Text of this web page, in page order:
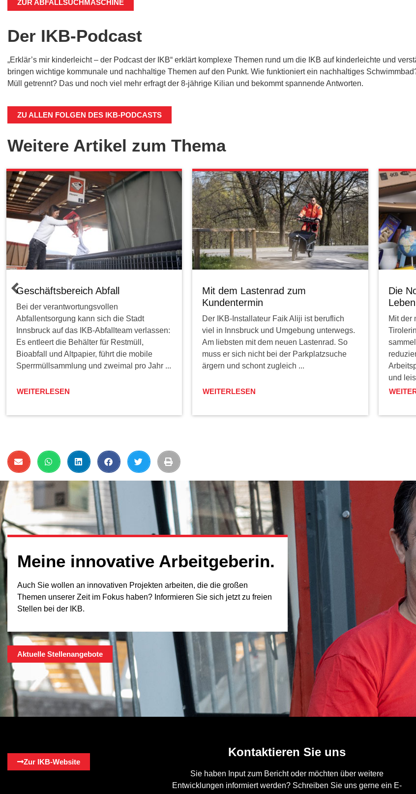
ZUR ABFALLSUCHMASCHINE
Der IKB-Podcast
„Erklär’s mir kinderleicht – der Podcast der IKB“ erklärt komplexe Themen rund um die IKB auf kinderleichte und
bringen wichtige kommunale und nachhaltige Themen auf den Punkt. Wie funktioniert ein nachhaltiges
Müll getrennt? Das und noch viel mehr erfragt der 8-jährige Kilian und bekommt spannende Antworten.
ZU ALLEN FOLGEN DES IKB-PODCASTS
Weitere Artikel zum Thema
Geschäftsbereich Abfall
Bei der verantwortungsvollen
Abfallentsorgung kann sich die Stadt
Innsbruck auf das IKB-Abfallteam verlassen:
Es entleert die Behälter für Restmüll,
Bioabfall und Altpapier, führt die mobile
Sperrmüllsammlung und zweimal pro Jahr ...
WEITERLESEN
Mit dem Lastenrad zum
Kundentermin
Der IKB-Installateur Faik Aliji ist beruflich
viel in Innsbruck und Umgebung unterwegs.
Am liebsten mit dem neuen Lastenrad. So
muss er sich nicht bei der Parkplatzsuche
ärgern und schont zugleich ...
WEITERLESEN
Die
Mit der
und
Meine innovative Arbeitgeberin.
Auch Sie wollen an innovativen Projekten arbeiten, die die großen
Themen unserer Zeit im Fokus haben? Informieren Sie sich jetzt zu freien
Stellen bei der IKB.
Aktuelle Stellenangebote
Zur IKB-Website
Kontaktieren Sie uns
Sie haben Input zum Bericht oder möchten über weitere
Entwicklungen informiert werden? Schreiben Sie uns gerne ein E-